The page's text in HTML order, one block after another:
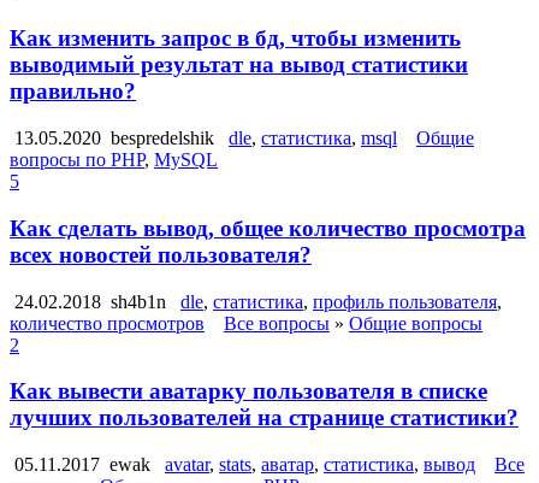
Как изменить запрос в бд, чтобы изменить
выводимый результат на вывод статистики
правильно?
13.05.2020 bespredelshik dle, статистика, msql
Общие
вопросы по PHP, MySQL
5
Как сделать вывод, общее количество просмотра
всех новостей пользователя?
24.02.2018 sh4b1n dle, статистика, профиль пользователя,
количество просмотров
Все вопросы » Общие вопросы
2
Как вывести аватарку пользователя в списке
лучших пользователей на странице статистики?
05.11.2017 ewak avatar, stats, аватар, статистика, вывод
Все